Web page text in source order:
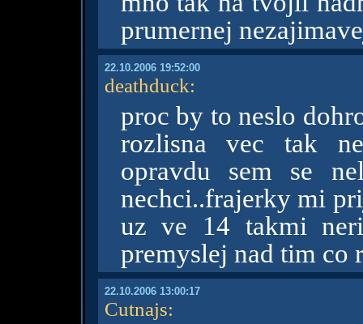
prumernej
22.10.2006 19:52:00
deathduck:
proc by to neslo
rozlisna vec tak
opravdu sem se
nechci..frajerky mi
uz ve 14 takmi
premyslej nad tim co
22.10.2006 13:00:17
Cutnajs: